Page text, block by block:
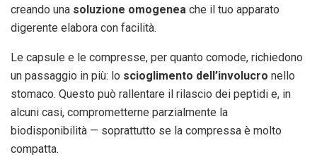
creando una soluzione omogenea che il tuo apparato
digerente elabora con facilità.
Le capsule e le compresse, per quanto comode, richiedono
un passaggio in più: lo scioglimento dell’involucro nello
stomaco. Questo può rallentare il rilascio dei peptidi e, in
alcuni casi, comprometterne parzialmente la
biodisponibilità — soprattutto se la compressa è molto
compatta.